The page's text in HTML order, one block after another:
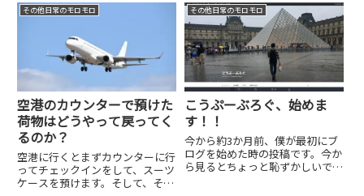
その他日常のモロモロ
空港のカウンターで預けた
荷物はどうやって戻ってく
るのか？
空港に行くとまずカウンターに行
ってチェックインをして、スーツ
ケースを預けます。そして、それ
その他日常のモロモロ
こうぷーぶろぐ、始めま
す！！
今から約3か月前、僕が最初にブ
ログを始めた時の投稿です。今か
ら見るとちょっと恥ずかしいです